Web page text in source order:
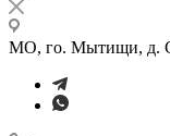
МО, го. Мытищи, д.